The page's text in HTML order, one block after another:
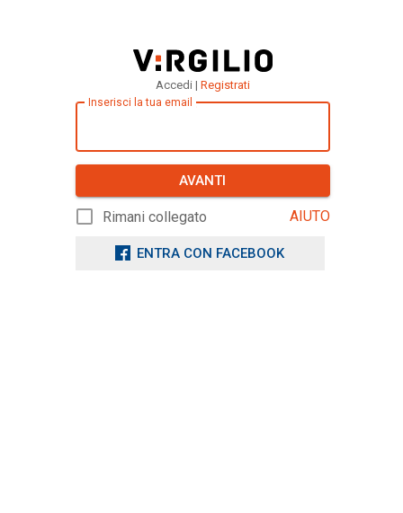
Accedi | Registrati
Inserisci la tua email
AVANTI
Rimani collegato AIUTO
ENTRA CON FACEBOOK